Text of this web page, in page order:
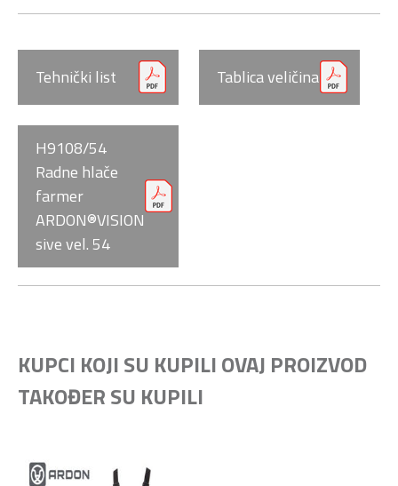
Tehnički list Tablica veličina
H9108/54
Radne hlače
farmer
ARDON®VISION
sive vel. 54
KUPCI KOJI SU KUPILI OVAJ PROIZVOD
TAKOĐER SU KUPILI